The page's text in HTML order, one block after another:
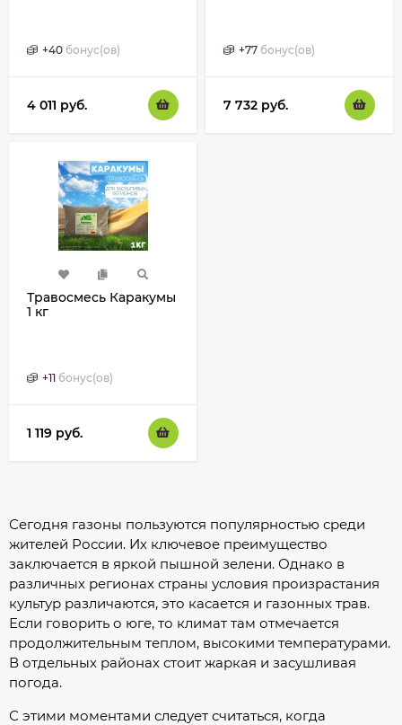
+40 бонус(ов)
4 011 руб.
+77 бонус(ов)
7 732 руб.
Травосмесь Каракумы
1 кг
+11 бонус(ов)
1 119 руб.
Сегодня газоны пользуются популярностью среди
жителей России. Их ключевое преимущество
заключается в яркой пышной зелени. Однако в
различных регионах страны условия произрастания
культур различаются, это касается и газонных трав.
Если говорить о юге, то климат там отмечается
продолжительным теплом, высокими температурами.
В отдельных районах стоит жаркая и засушливая
погода.
С этими моментами следует считаться, когда